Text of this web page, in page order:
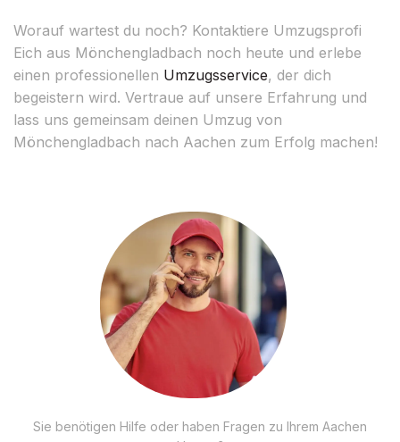
Worauf wartest du noch? Kontaktiere Umzugsprofi
Eich aus Mönchengladbach noch heute und erlebe
einen professionellen Umzugsservice, der dich
begeistern wird. Vertraue auf unsere Erfahrung und
lass uns gemeinsam deinen Umzug von
Mönchengladbach nach Aachen zum Erfolg machen!
Sie benötigen Hilfe oder haben Fragen zu Ihrem Aachen